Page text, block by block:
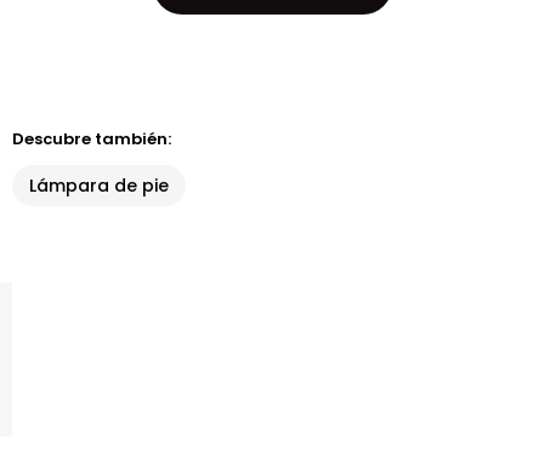
Descubre también:
Lámpara de pie